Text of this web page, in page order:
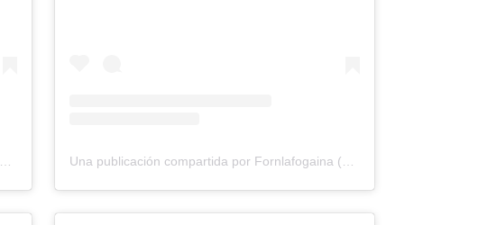
Una publicación compartida por Fornlafogaina (@fornlafogaina) Una publicación compartida por Fornlafogaina (@fornlafogaina)